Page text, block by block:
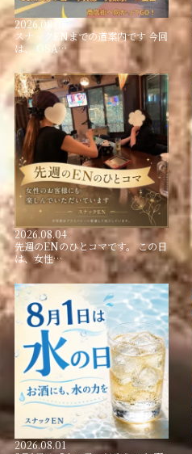
2026.08.06
スナックENまでの道案内です 今回
は、 OSA…
2026.08.04
先週のENのひとコマです。 この日
は、女性…
2026.08.01